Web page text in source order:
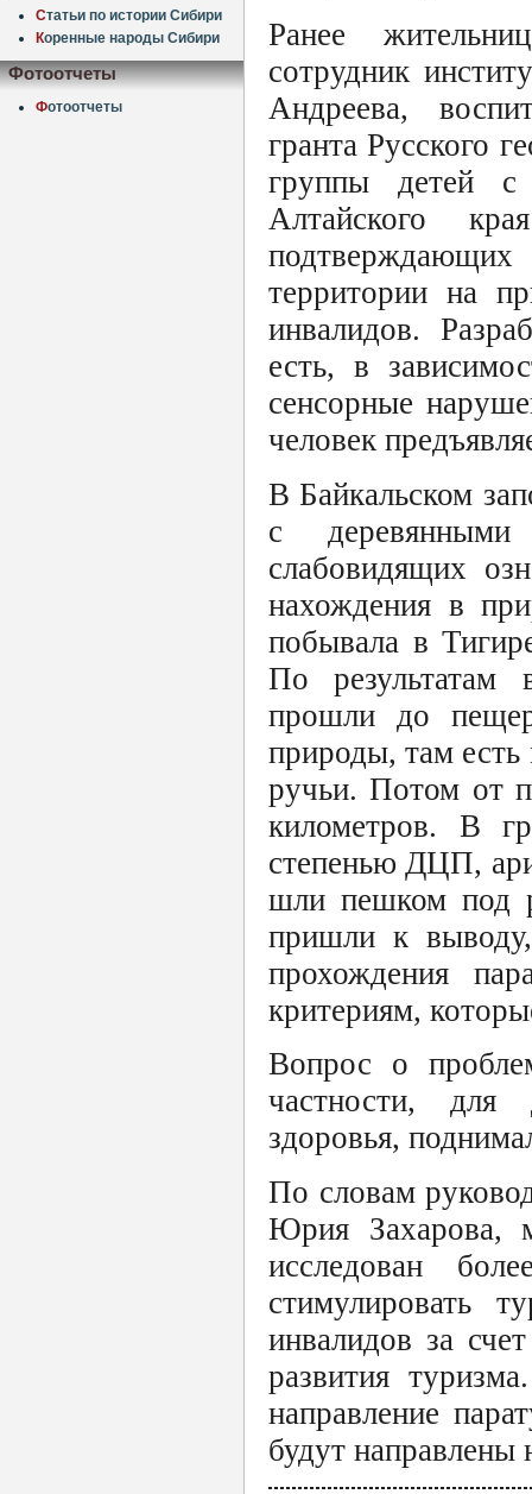
Статьи по истории Сибири
Коренные народы Сибири
Фотоотчеты
Фотоотчеты
Ранее
сотрудник
Андреева,
гранта Русского
группы детей с
Алтайского
территории на
инвалидов.
есть, в
сенсорные
человек
В Байкальском
с
слабовидящих
нахождения в
побывала в
По результатам
прошли до
природы, там есть
ручьи. Потом от
километров. В
степенью ДЦП,
шли пешком под
пришли к
прохождения
критериям,
Вопрос о
частности, для
здоровья,
По словам
Юрия Захарова,
исследован
стимулировать
инвалидов за
развития
направление
будут направлены